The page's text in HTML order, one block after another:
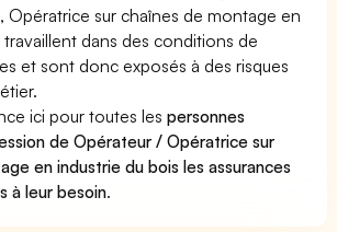
Opératrice sur chaînes de montage en
dans des conditions de
et sont donc exposés à des risques
ici pour toutes lespersonnes
de Opérateur / Opératrice sur
en industrie du bois les assurances
à leur besoin.